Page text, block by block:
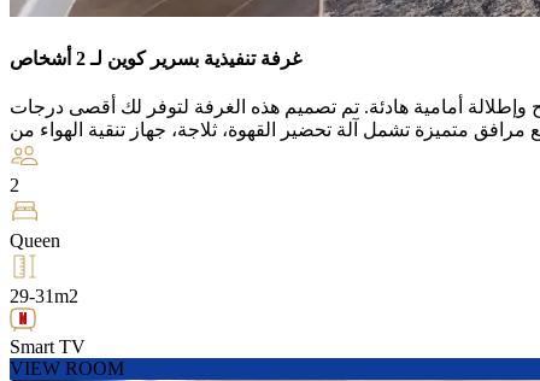
غرفة تنفيذية بسرير كوين لـ 2 أشخاص
بين 29 و31 مترًا مربعًا، وتتميز بسرير "كوين" مريح وإطلالة أمامية هادئة. تم تصميم هذه الغرفة لتوفر لك أقصى درجات
2
Queen
29-31m2
Smart TV
VIEW ROOM